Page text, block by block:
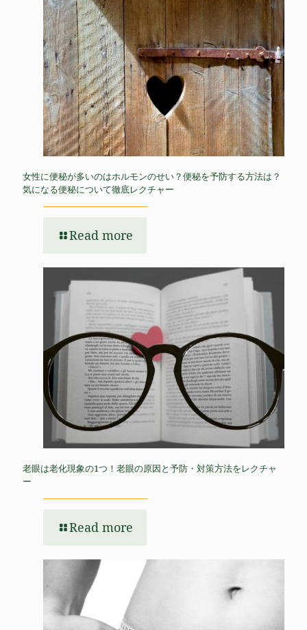
女性に便秘が多いのはホルモンのせい？便秘を予防する方法は？
気になる便秘について徹底レクチャー
Read more
老眼は老化現象の1つ！老眼の原因と予防・対策方法をレクチャ
ー
Read more